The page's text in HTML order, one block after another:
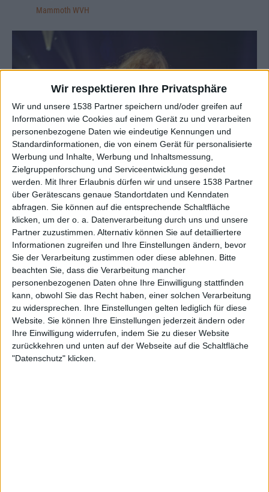
Wir respektieren Ihre Privatsphäre
Wir und unsere 1538 Partner speichern und/oder greifen auf
Informationen wie Cookies auf einem Gerät zu und verarbeiten
personenbezogene Daten wie eindeutige Kennungen und
Standardinformationen, die von einem Gerät für personalisierte
Werbung und Inhalte, Werbung und Inhaltsmessung,
Zielgruppenforschung und Serviceentwicklung gesendet
werden.
Mit Ihrer Erlaubnis dürfen wir und unsere 1538 Partner
über Gerätescans genaue Standortdaten und Kenndaten
abfragen. Sie können auf die entsprechende Schaltfläche
klicken, um der o. a. Datenverarbeitung durch uns und unsere
Partner zuzustimmen. Alternativ können Sie auf detailliertere
Informationen zugreifen und Ihre Einstellungen ändern, bevor
Sie der Verarbeitung zustimmen oder diese ablehnen.
Bitte
beachten Sie, dass die Verarbeitung mancher
personenbezogenen Daten ohne Ihre Einwilligung stattfinden
kann, obwohl Sie das Recht haben, einer solchen Verarbeitung
zu widersprechen. Ihre Einstellungen gelten lediglich für diese
Website. Sie können Ihre Einstellungen jederzeit ändern oder
Ihre Einwilligung widerrufen, indem Sie zu dieser Website
zurückkehren und unten auf der Webseite auf die Schaltfläche
"Datenschutz" klicken.
Mammoth WVH
Galerie mit 27 Bildern: Megadeth - Live in Gelsenkirchen 2026